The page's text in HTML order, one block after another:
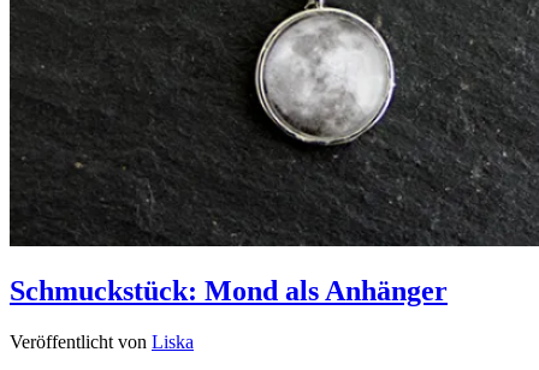
Schmuckstück: Mond als Anhänger
Veröffentlicht von Liska